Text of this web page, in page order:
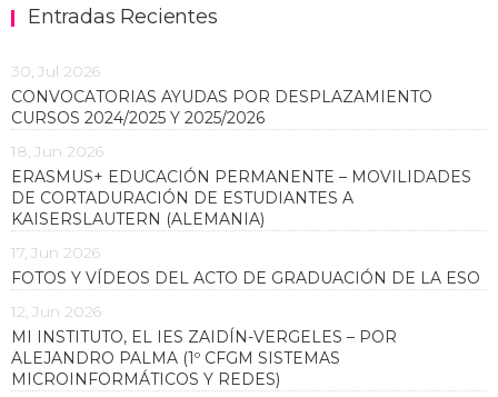
Entradas Recientes
30, Jul 2026
CONVOCATORIAS AYUDAS POR DESPLAZAMIENTO
CURSOS 2024/2025 Y 2025/2026
18, Jun 2026
ERASMUS+ EDUCACIÓN PERMANENTE – MOVILIDADES
DE CORTADURACIÓN DE ESTUDIANTES A
KAISERSLAUTERN (ALEMANIA)
17, Jun 2026
FOTOS Y VÍDEOS DEL ACTO DE GRADUACIÓN DE LA ESO
12, Jun 2026
MI INSTITUTO, EL IES ZAIDÍN-VERGELES – POR
ALEJANDRO PALMA (1º CFGM SISTEMAS
MICROINFORMÁTICOS Y REDES)